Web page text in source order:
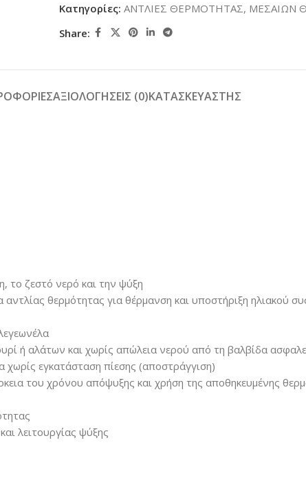
Κατηγορίες: ΑΝΤΛΙΕΣ ΘΕΡΜΟΤΗΤΑΣ, ΜΕΣΑΙΩΝ
Share:
ΑΞΙΟΛΟΓΉΣΕΙΣ (0)ΚΑΤΑΣΚΕΥΑΣΤΉΣ
το ζεστό νερό και την ψύξη
θερμότητας για θέρμανση και υποστήριξη ηλιακού
ή αλάτων και χωρίς απώλεια νερού από τη βαλβίδα
χωρίς εγκατάσταση πίεσης (αποστράγγιση)
του χρόνου απόψυξης και χρήση της αποθηκευμένης
λειτουργίας ψύξης